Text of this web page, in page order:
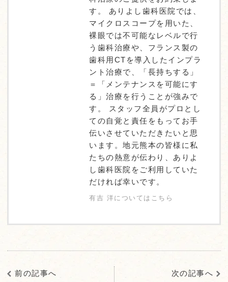
す。 ありよし歯科医院では、
マイクロスコープを用いた、
裸眼では不可能なレベルで行
う歯科治療や、フランス製の
歯科用CTを導入したインプラ
ント治療で、「長持ちする」
＝「メンテナンスを可能にす
る」治療を行うことが強みで
す。 スタッフ全員がプロとし
ての自覚と責任をもってお手
伝いさせていただきたいと思
います。地元熊本の皆様に私
たちの熱意が伝わり、ありよ
し歯科医院をご利用していた
だければ幸いです。
有吉 洋についてはこちら
前の記事へ
次の記事へ